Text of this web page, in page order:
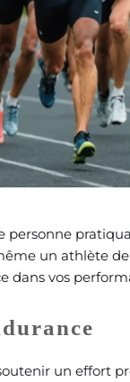
personne
un athlète
dans vos
un effort